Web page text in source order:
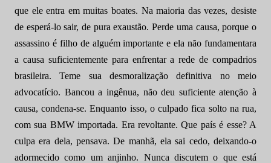
que ele entra em muitas boates. Na maioria das vezes, desiste
de esperá-lo sair, de pura exaustão. Perde uma causa, porque o
assassino é filho de alguém importante e ela não fundamentara
a causa suficientemente para enfrentar a rede de compadrios
brasileira. Teme sua desmoralização definitiva no meio
advocatício. Bancou a ingênua, não deu suficiente atenção à
causa, condena-se. Enquanto isso, o culpado fica solto na rua,
com sua BMW importada. Era revoltante. Que país é esse? A
culpa era dela, pensava. De manhã, ela sai cedo, deixando-o
adormecido como um anjinho. Nunca discutem o que está